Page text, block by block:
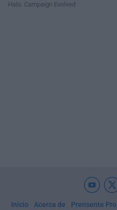
Halo: Campaign Evolved
Inicio Acerca de Prensente